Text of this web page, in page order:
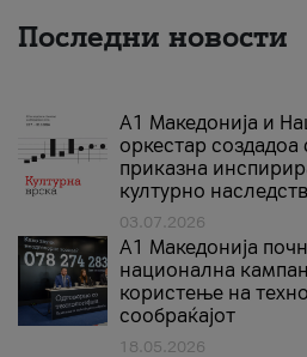
Последни новости
А1 Македонија и
оркестар
приказна
културно
03.07.2026
A1 Македонија
национална
користење на
сообраќајот
18.05.2026